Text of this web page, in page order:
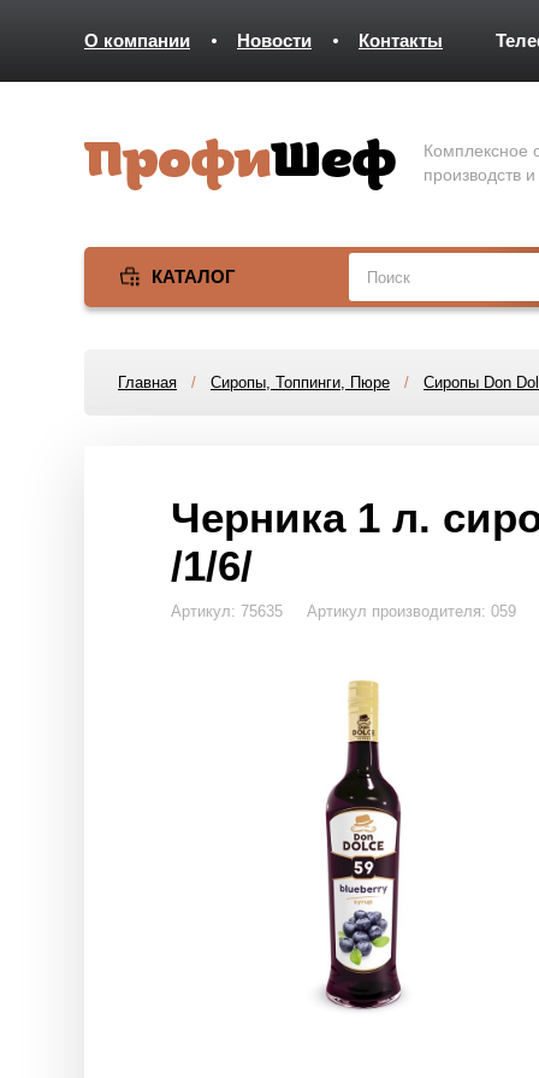
О компании Новости Контакты
Комплексное
производств
КАТАЛОГ
Главная / Сиропы, Топпинги, Пюре / Сиропы Don
Черника 1 л.
/1/6/
Артикул: 75635 Артикул производителя: 059